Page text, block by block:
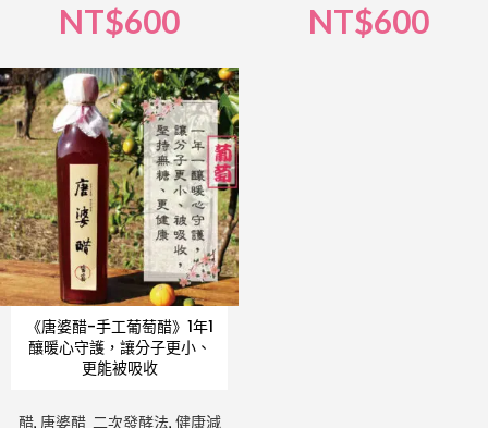
NT$600 NT$600
《唐婆醋-手工葡萄醋》1年1
釀暖心守護，讓分子更小、
更能被吸收
醋, 唐婆醋_二次發酵法, 健康減